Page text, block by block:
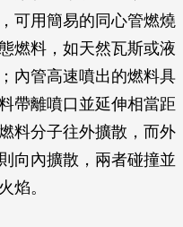
可用簡易的同心管燃燒
燃料，如天然瓦斯或液
內管高速噴出的燃料具
帶離噴口並延伸相當距
料分子往外擴散，而外
向內擴散，兩者碰撞並
焰。